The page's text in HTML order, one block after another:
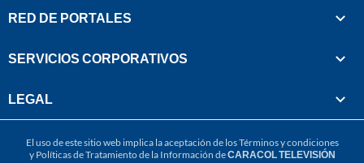
RED DE PORTALES
SERVICIOS CORPORATIVOS
LEGAL
El uso de este sitio web implica la aceptación de losTérminos y condiciones
y Políticas de Tratamiento de la Información deCARACOL TELEVISIÓN